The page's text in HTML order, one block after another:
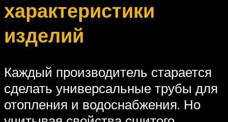
характеристики
изделий
Каждый производитель старается
сделать универсальные трубы для
отопления и водоснабжения. Но